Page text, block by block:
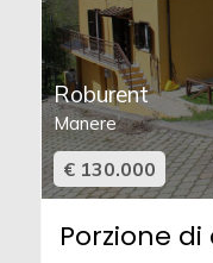
Roburent
Manere
€ 130.000
Porzione